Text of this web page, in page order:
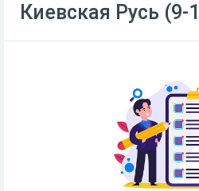
Киевская Русь (9-